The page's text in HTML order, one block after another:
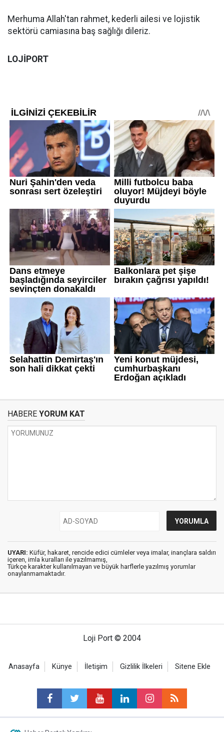
Merhuma Allah'tan rahmet, kederli ailesi ve lojistik
sektörü camiasına baş sağlığı dileriz.
LOJİPORT
HABERE YORUM KAT
UYARI: Küfür, hakaret, rencide edici cümleler veya imalar, inançlara saldırı
içeren, imla kuralları ile yazılmamış,
Türkçe karakter kullanılmayan ve büyük harflerle yazılmış yorumlar
onaylanmamaktadır.
Loji Port © 2004
Anasayfa Künye İletişim Gizlilik İlkeleri Sitene Ekle